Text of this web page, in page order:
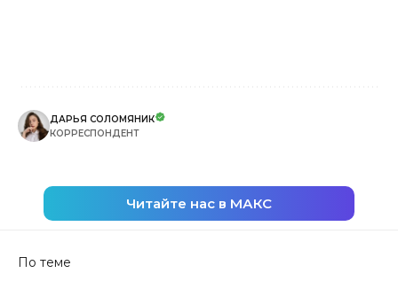
ДАРЬЯ СОЛОМЯНИК
КОРРЕСПОНДЕНТ
Читайте нас в МАКС
По теме